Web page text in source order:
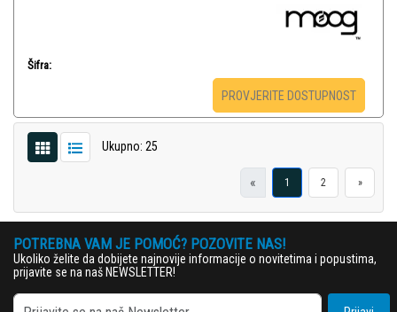
Šifra:
PROVJERITE DOSTUPNOST
Ukupno: 25
« 1 2 »
POTREBNA VAM JE POMOĆ? POZOVITE NAS!
Ukoliko želite da dobijete najnovije informacije o novitetima i popustima,
prijavite se na naš NEWSLETTER!